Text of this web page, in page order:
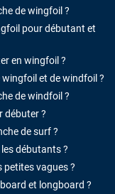
de wingfoil ?
pour débutant et
en wingfoil ?
et de windfoil ?
de windfoil ?
débuter ?
de surf ?
débutants ?
petites vagues ?
et longboard ?